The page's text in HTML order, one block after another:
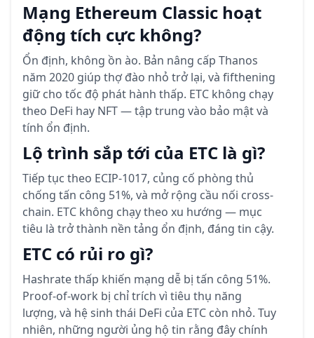
Mạng Ethereum Classic hoạt
động tích cực không?
Ổn định, không ồn ào. Bản nâng cấp Thanos
năm 2020 giúp thợ đào nhỏ trở lại, và fifthening
giữ cho tốc độ phát hành thấp. ETC không chạy
theo DeFi hay NFT — tập trung vào bảo mật và
tính ổn định.
Lộ trình sắp tới của ETC là gì?
Tiếp tục theo ECIP-1017, củng cố phòng thủ
chống tấn công 51%, và mở rộng cầu nối cross-
chain. ETC không chạy theo xu hướng — mục
tiêu là trở thành nền tảng ổn định, đáng tin cậy.
ETC có rủi ro gì?
Hashrate thấp khiến mạng dễ bị tấn công 51%.
Proof-of-work bị chỉ trích vì tiêu thụ năng
lượng, và hệ sinh thái DeFi của ETC còn nhỏ. Tuy
nhiên, những người ủng hộ tin rằng đây chính